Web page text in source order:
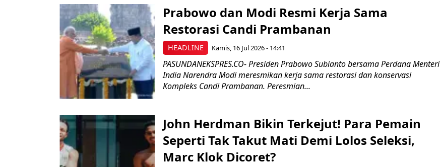
HEADLINE
Prabowo dan Modi Resmi Kerja Sama
Restorasi Candi Prambanan
Kamis, 16 Jul 2026 - 14:41
PASUNDANEKSPRES.CO- Presiden Prabowo Subianto bersama Perdana Menteri
India Narendra Modi meresmikan kerja sama restorasi dan konservasi
Kompleks Candi Prambanan. Peresmian...
John Herdman Bikin Terkejut! Para Pemain
Seperti Tak Takut Mati Demi Lolos Seleksi,
Marc Klok Dicoret?